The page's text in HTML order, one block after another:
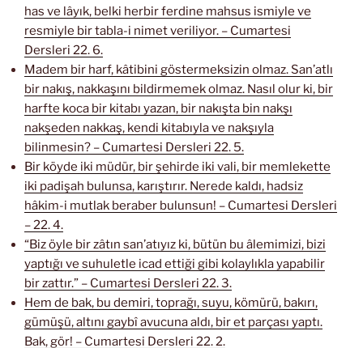
has ve lâyık, belki herbir ferdine mahsus ismiyle ve
resmiyle bir tabla-i nimet veriliyor. – Cumartesi
Dersleri 22. 6.
Madem bir harf, kâtibini göstermeksizin olmaz. San’atlı
bir nakış, nakkaşını bildirmemek olmaz. Nasıl olur ki, bir
harfte koca bir kitabı yazan, bir nakışta bin nakşı
nakşeden nakkaş, kendi kitabıyla ve nakşıyla
bilinmesin? – Cumartesi Dersleri 22. 5.
Bir köyde iki müdür, bir şehirde iki vali, bir memlekette
iki padişah bulunsa, karıştırır. Nerede kaldı, hadsiz
hâkim-i mutlak beraber bulunsun! – Cumartesi Dersleri
– 22. 4.
“Biz öyle bir zâtın san’atıyız ki, bütün bu âlemimizi, bizi
yaptığı ve suhuletle icad ettiği gibi kolaylıkla yapabilir
bir zattır.” – Cumartesi Dersleri 22. 3.
Hem de bak, bu demiri, toprağı, suyu, kömürü, bakırı,
gümüşü, altını gaybî avucuna aldı, bir et parçası yaptı.
Bak, gör! – Cumartesi Dersleri 22. 2.